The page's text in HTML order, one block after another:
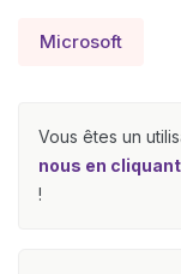
Microsoft
Vous êtes un
nous en
!